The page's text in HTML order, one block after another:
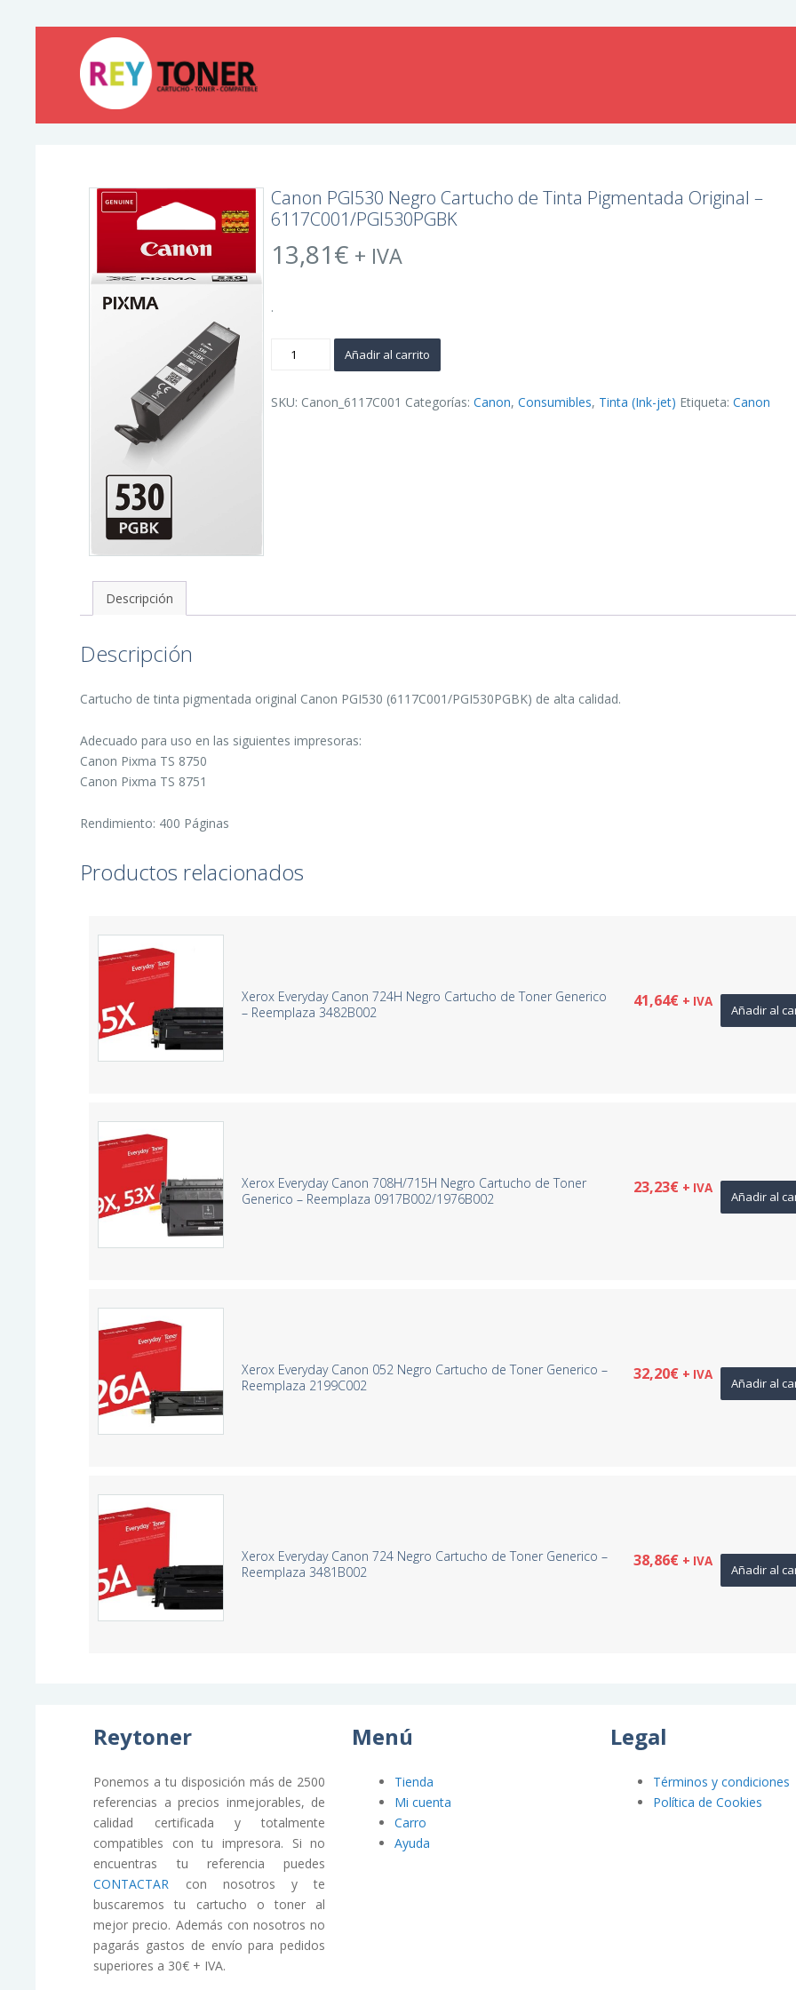
Canon PGI530 Negro Cartucho de Tinta Pigmentada Original –
6117C001/PGI530PGBK
13,81€ + IVA
.
PGI530
Tinta
Añadir al carrito
SKU: Canon_6117C001 Categorías:Canon,Consumibles, Tinta (Ink-jet) Etiqueta:Canon
Descripción
Descripción
Cartucho de tinta pigmentada original Canon PGI530 (6117C001/PGI530PGBK) de alta calidad.
Adecuado para uso en las siguientes impresoras:
Canon Pixma TS 8750
Canon Pixma TS 8751
Rendimiento: 400 Páginas
Productos relacionados
Xerox Everyday Canon 724H Negro Cartucho de Toner Generico
– Reemplaza 3482B002
41,64€ + IVA
Añadir al
Xerox Everyday Canon 708H/715H Negro Cartucho de Toner
Generico – Reemplaza 0917B002/1976B002
23,23€ + IVA
Añadir al
Xerox Everyday Canon 052 Negro Cartucho de Toner Generico –
Reemplaza 2199C002
32,20€ + IVA
Añadir al
Xerox Everyday Canon 724 Negro Cartucho de Toner Generico –
Reemplaza 3481B002
38,86€ + IVA
Añadir al
Reytoner
Ponemos a tu disposición más de 2500
referencias a precios inmejorables, de
calidad certificada y totalmente
compatibles con tu impresora. Si no
encuentras tu referencia puedes
CONTACTAR con nosotros y te
buscaremos tu cartucho o toner al
mejor precio. Además con nosotros no
pagarás gastos de envío para pedidos
superiores a 30€ + IVA.
Menú
Tienda
Mi cuenta
Carro
Ayuda
Legal
Términos y condiciones
Política de Cookies